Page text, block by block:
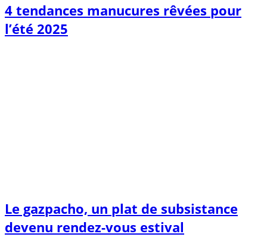
4 tendances manucures rêvées pour
l’été 2025
Le gazpacho, un plat de subsistance
devenu rendez-vous estival